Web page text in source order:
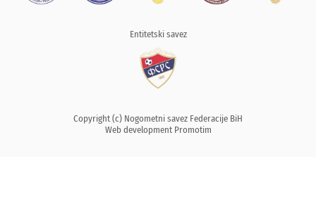
Entitetski savez
Copyright (c) Nogometni savez Federacije BiH
Web development Promotim